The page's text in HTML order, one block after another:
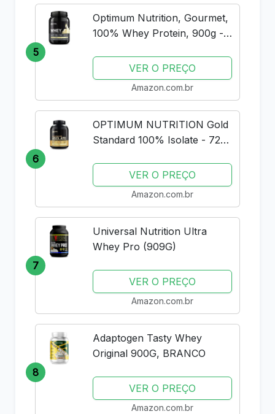
5
Optimum Nutrition, Gourmet,
100% Whey Protein, 900g -
VER O PREÇO
Amazon.com.br
6
OPTIMUM NUTRITION Gold
Standard 100% Isolate - 720g
VER O PREÇO
Amazon.com.br
7
Universal Nutrition Ultra
Whey Pro (909G)
VER O PREÇO
Amazon.com.br
8
Adaptogen Tasty Whey
Original 900G, BRANCO
VER O PREÇO
Amazon.com.br